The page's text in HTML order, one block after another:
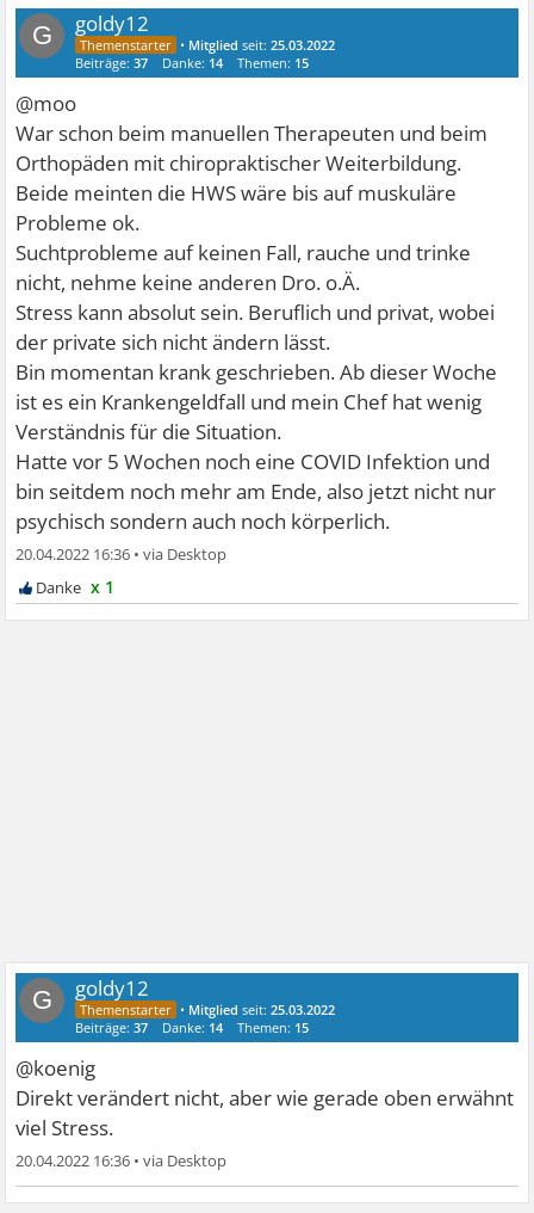
G goldy12
• Mitglied seit:25.03.2022
Beiträge:37 Danke: 14 Themen: 15
@moo
War schon beim manuellen Therapeuten und beim
Orthopäden mit chiropraktischer Weiterbildung.
Beide meinten die HWS wäre bis auf muskuläre
Probleme ok.
Suchtprobleme auf keinen Fall, rauche und trinke
nicht, nehme keine anderen Dro. o.Ä.
Stress kann absolut sein. Beruflich und privat, wobei
der private sich nicht ändern lässt.
Bin momentan krank geschrieben. Ab dieser Woche
ist es ein Krankengeldfall und mein Chef hat wenig
Verständnis für die Situation.
Hatte vor 5 Wochen noch eine COVID Infektion und
bin seitdem noch mehr am Ende, also jetzt nicht nur
psychisch sondern auch noch körperlich.
20.04.2022 16:36 •
x 1
G goldy12
• Mitglied seit:25.03.2022
Beiträge:37 Danke: 14 Themen: 15
@koenig
Direkt verändert nicht, aber wie gerade oben erwähnt
viel Stress.
20.04.2022 16:36 •